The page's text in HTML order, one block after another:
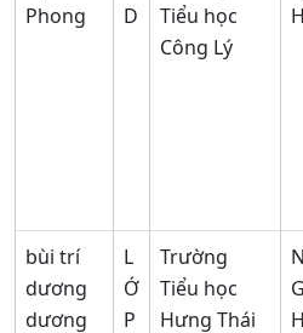
Phong
D
Tiểu học
Công Lý
bùi trí
dương
dương
L
Ớ
P
Trường
Tiểu học
Hưng Thái